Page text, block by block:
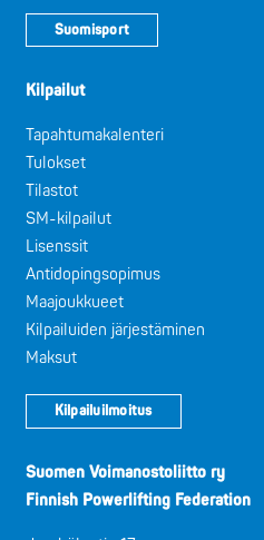
Suomisport
Kilpailut
Tapahtumakalenteri
Tulokset
Tilastot
SM-kilpailut
Lisenssit
Antidopingsopimus
Maajoukkueet
Kilpailuiden järjestäminen
Maksut
Kilpailuilmoitus
Suomen Voimanostoliitto ry
Finnish Powerlifting Federation